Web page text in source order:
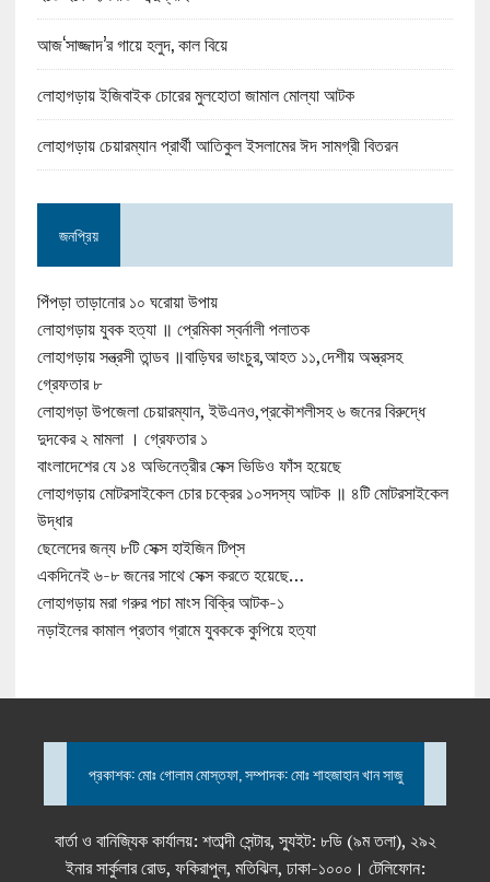
আজ‘সাজ্জাদ’র গায়ে হলুদ, কাল বিয়ে
লোহাগড়ায় ইজিবাইক চোরের মুলহোতা জামাল মোল্যা আটক
লোহাগড়ায় চেয়ারম্যান প্রার্থী আতিকুল ইসলামের ঈদ সামগ্রী বিতরন
জনপ্রিয়
পিঁপড়া তাড়ানোর ১০ ঘরোয়া উপায়
লোহাগড়ায় যুবক হত্যা ॥ প্রেমিকা স্বর্নালী পলাতক
লোহাগড়ায় সন্ত্রসী তান্ডব ॥বাড়িঘর ভাংচুর,আহত ১১,দেশীয় অস্ত্রসহ
গ্রেফতার ৮
লোহাগড়া উপজেলা চেয়ারম্যান, ইউএনও,প্রকৌশলীসহ ৬ জনের বিরুদ্ধে
দুদকের ২ মামলা । গ্রেফতার ১
বাংলাদেশের যে ১৪ অভিনেত্রীর সেক্স ভিডিও ফাঁস হয়েছে
লোহাগড়ায় মোটরসাইকেল চোর চক্রের ১০সদস্য আটক ॥ ৪টি মোটরসাইকেল
উদ্ধার
ছেলেদের জন্য ৮টি সেক্স হাইজিন টিপ্‌স
একদিনেই ৬-৮ জনের সাথে সেক্স করতে হয়েছে…
লোহাগড়ায় মরা গরুর পচা মাংস বিক্রি আটক-১
নড়াইলের কামাল প্রতাব গ্রামে যুবককে কুপিয়ে হত্যা
প্রকাশক: মোঃ গোলাম মোস্তফা, সম্পাদক: মোঃ শাহজাহান খান সাজু
বার্তা ও বানিজ্যিক কার্যালয়: শতাব্দী সেন্টার, স্যুইট: ৮ডি (৯ম তলা), ২৯২
ইনার সার্কুলার রোড, ফকিরাপুল, মতিঝিল, ঢাকা-১০০০। টেলিফোন: